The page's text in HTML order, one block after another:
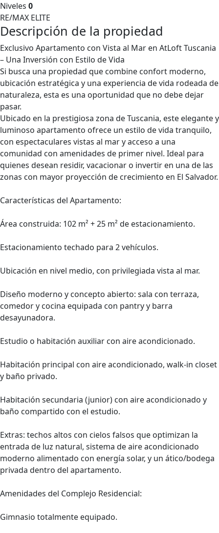
Niveles 0
RE/MAX ELITE
Descripción de la propiedad
Exclusivo Apartamento con Vista al Mar en AtLoft Tuscania
– Una Inversión con Estilo de Vida
Si busca una propiedad que combine confort moderno,
ubicación estratégica y una experiencia de vida rodeada de
naturaleza, esta es una oportunidad que no debe dejar
pasar.
Ubicado en la prestigiosa zona de Tuscania, este elegante y
luminoso apartamento ofrece un estilo de vida tranquilo,
con espectaculares vistas al mar y acceso a una
comunidad con amenidades de primer nivel. Ideal para
quienes desean residir, vacacionar o invertir en una de las
zonas con mayor proyección de crecimiento en El Salvador.
Características del Apartamento:
Área construida: 102 m² + 25 m² de estacionamiento.
Estacionamiento techado para 2 vehículos.
Ubicación en nivel medio, con privilegiada vista al mar.
Diseño moderno y concepto abierto: sala con terraza,
comedor y cocina equipada con pantry y barra
desayunadora.
Estudio o habitación auxiliar con aire acondicionado.
Habitación principal con aire acondicionado, walk-in closet
y baño privado.
Habitación secundaria (junior) con aire acondicionado y
baño compartido con el estudio.
Extras: techos altos con cielos falsos que optimizan la
entrada de luz natural, sistema de aire acondicionado
moderno alimentado con energía solar, y un ático/bodega
privada dentro del apartamento.
Amenidades del Complejo Residencial:
Gimnasio totalmente equipado.